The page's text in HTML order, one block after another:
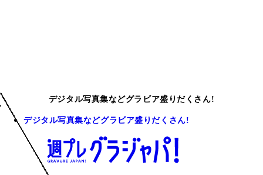
デジタル写真集などグラビア盛りだくさん!
デジタル写真集などグラビア盛りだくさん!